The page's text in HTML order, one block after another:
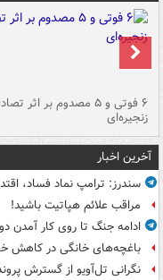
۶ فوتی و ۵ مصدوم بر اثر
زنجیره‌ای
آخرین اخبار
سندرز: ترامپ نماد فساد،
مراقب علائم هپاتیت باشید!
ادامه جنگ تا روی کار آمدن
باغچه‌های خانگی در کاهش
نگرانی تل‌آویو از گسترش